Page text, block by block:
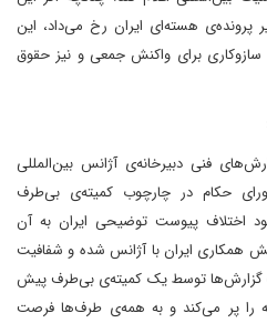
پرونده‌ی هسته‌ای ایران رخ می‌داد، این
برای واکنش جمعی و نیز حقوق
فنی دبیرخانه‌ی آژانس بین‌المللی
حکام در چارچوب کمیته‌ی بی‌طرف
اختلاف پیوست توضیحی ایران به آن
همکاری ایران با آژانس شده و شفافیت
گزارش‌ها توسط یک کمیته‌ی بی‌طرف پیش
را پر می‌کند و به همه‌ی طرف‌ها فرصت